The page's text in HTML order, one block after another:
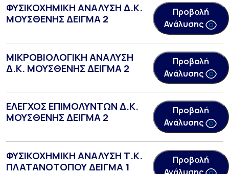
ΦΥΣΙΚΟΧΗΜΙΚΗ ΑΝΑΛΥΣΗ Δ.Κ.
ΜΟΥΣΘΕΝΗΣ ΔΕΙΓΜΑ 2
Προβολή
Ανάλυσης
ΜΙΚΡΟΒΙΟΛΟΓΙΚΗ ΑΝΑΛΥΣΗ
Δ.Κ. ΜΟΥΣΘΕΝΗΣ ΔΕΙΓΜΑ 2
Προβολή
Ανάλυσης
ΕΛΕΓΧΟΣ ΕΠΙΜΟΛΥΝΤΩΝ Δ.Κ.
ΜΟΥΣΘΕΝΗΣ ΔΕΙΓΜΑ 2
Προβολή
Ανάλυσης
ΦΥΣΙΚΟΧΗΜΙΚΗ ΑΝΑΛΥΣΗ Τ.Κ.
ΠΛΑΤΑΝΟΤΟΠΟΥ ΔΕΙΓΜΑ 1
Προβολή